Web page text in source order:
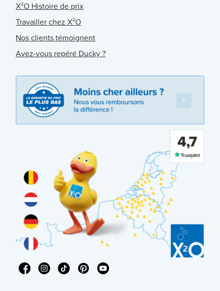
X²O Histoire de prix
Travailler chez X²O
Nos clients témoignent
Avez-vous repéré Ducky ?